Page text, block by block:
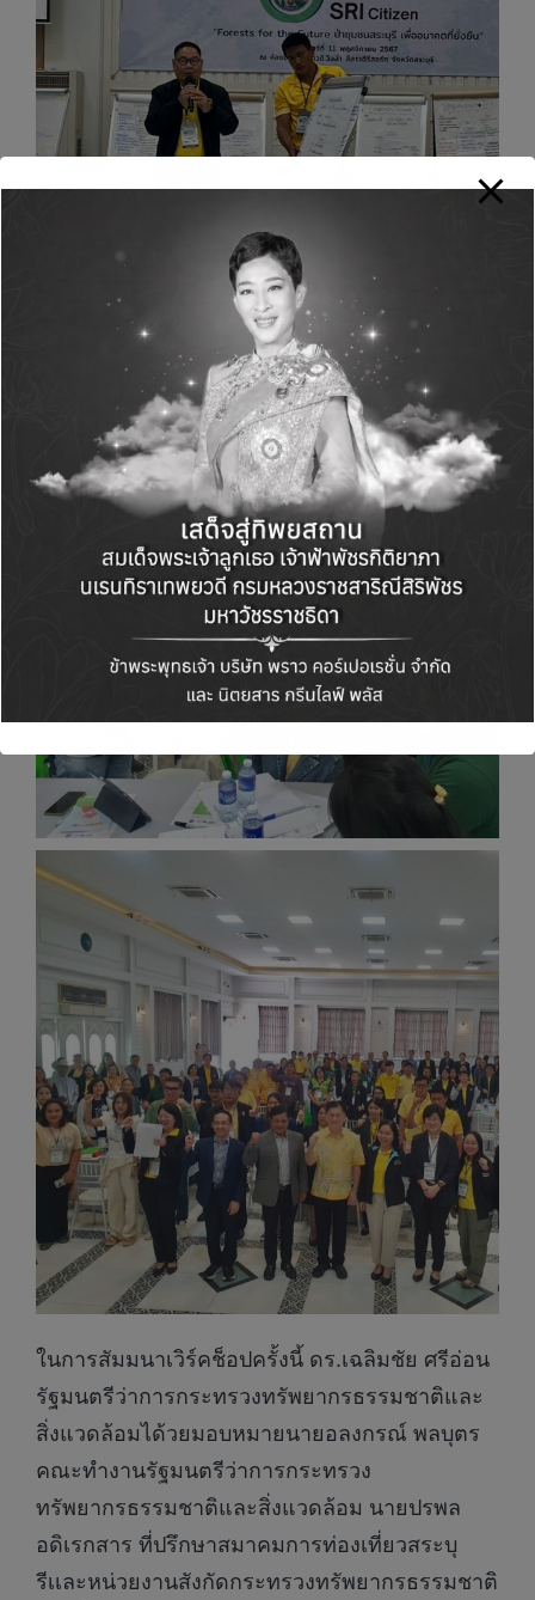
ในการสัมมนาเวิร์คช็อปครั้งนี้ ดร.เฉลิมชัย ศรีอ่อน
รัฐมนตรีว่าการกระทรวงทรัพยากรธรรมชาติและ
สิ่งแวดล้อมได้วยมอบหมายนายอลงกรณ์ พลบุตร
คณะทำงานรัฐมนตรีว่าการกระทรวง
ทรัพยากรธรรมชาติและสิ่งแวดล้อม นายปรพล
อดิเรกสาร ที่ปรึกษาสมาคมการท่องเที่ยวสระบุ
รีเเละหน่วยงานสังกัดกระทรวงทรัพยากรธรรมชาติ